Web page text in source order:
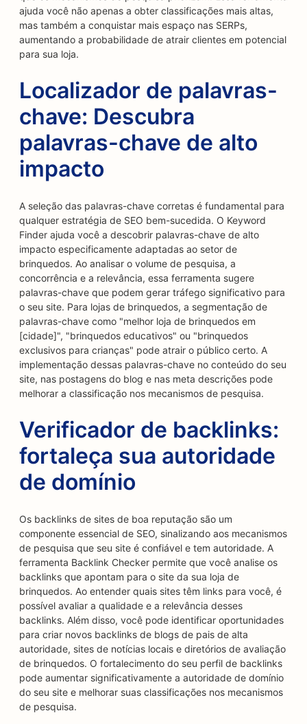
ajuda você não apenas a obter classificações mais altas,
mas também a conquistar mais espaço nas SERPs,
aumentando a probabilidade de atrair clientes em potencial
para sua loja.
Localizador de palavras-
chave: Descubra
palavras-chave de alto
impacto
A seleção das palavras-chave corretas é fundamental para
qualquer estratégia de SEO bem-sucedida. O Keyword
Finder ajuda você a descobrir palavras-chave de alto
impacto especificamente adaptadas ao setor de
brinquedos. Ao analisar o volume de pesquisa, a
concorrência e a relevância, essa ferramenta sugere
palavras-chave que podem gerar tráfego significativo para
o seu site. Para lojas de brinquedos, a segmentação de
palavras-chave como "melhor loja de brinquedos em
[cidade]", "brinquedos educativos" ou "brinquedos
exclusivos para crianças" pode atrair o público certo. A
implementação dessas palavras-chave no conteúdo do seu
site, nas postagens do blog e nas meta descrições pode
melhorar a classificação nos mecanismos de pesquisa.
Verificador de backlinks:
fortaleça sua autoridade
de domínio
Os backlinks de sites de boa reputação são um
componente essencial de SEO, sinalizando aos mecanismos
de pesquisa que seu site é confiável e tem autoridade. A
ferramenta Backlink Checker permite que você analise os
backlinks que apontam para o site da sua loja de
brinquedos. Ao entender quais sites têm links para você, é
possível avaliar a qualidade e a relevância desses
backlinks. Além disso, você pode identificar oportunidades
para criar novos backlinks de blogs de pais de alta
autoridade, sites de notícias locais e diretórios de avaliação
de brinquedos. O fortalecimento do seu perfil de backlinks
pode aumentar significativamente a autoridade de domínio
do seu site e melhorar suas classificações nos mecanismos
de pesquisa.